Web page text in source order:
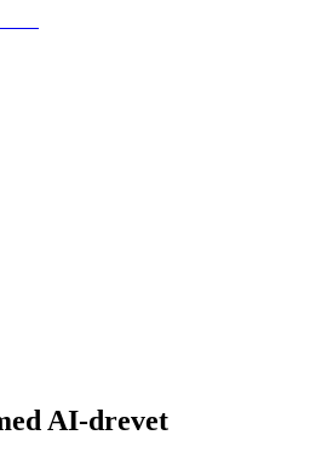
AI-drevet